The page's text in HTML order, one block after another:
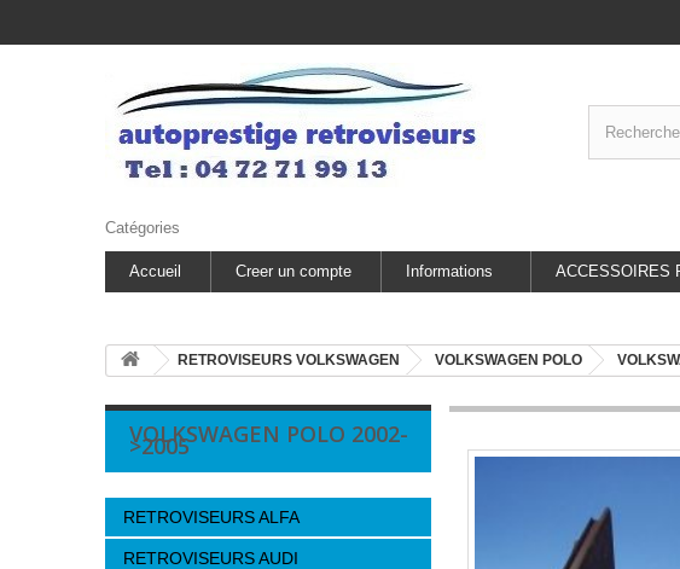
Catégories
Accueil Creer un compte Informations ACCESSOIRES
RETROVISEURS VOLKSWAGEN VOLKSWAGEN POLO
VOLKSWAGEN POLO 2002-
>2005
RETROVISEURS ALFA
RETROVISEURS AUDI